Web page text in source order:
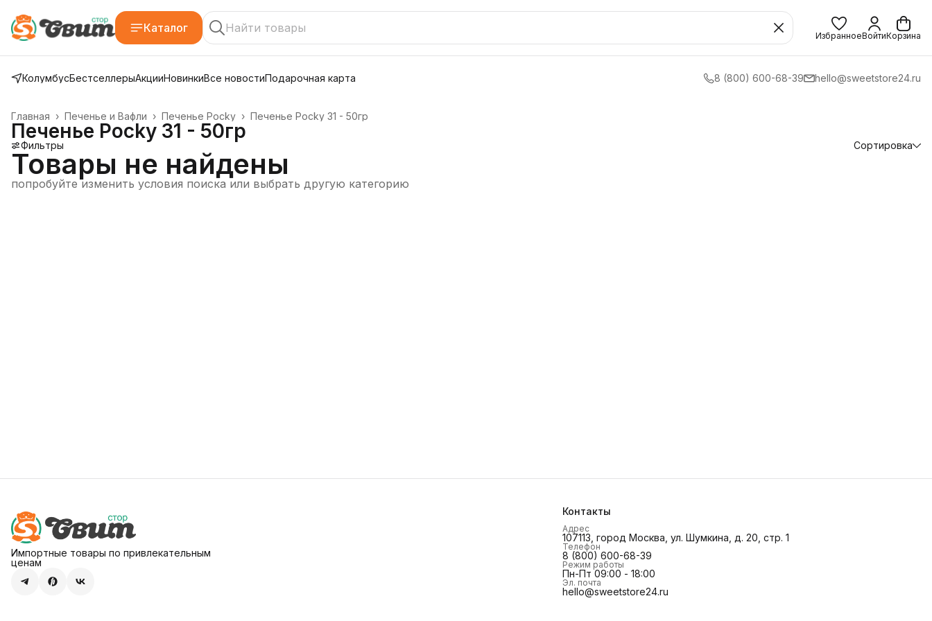
Каталог
ИзбранноеВойтиКорзина
КолумбусБестселлерыАкцииНовинкиВсе новостиПодарочная карта 8 (800) 600-68-39 hello@sweetstore24.ru
Печенье Pocky 31 - 50гр
Печенье Pocky ›
Печенье и Вафли ›
Главная ›
Печенье Pocky 31 - 50гр
Фильтры Сортировка
Товары не найдены
попробуйте изменить условия поиска или выбрать другую категорию
Импортные товары по привлекательным
ценам
Контакты
Адрес
107113, город Москва, ул. Шумкина, д. 20, стр. 1
Телефон
8 (800) 600-68-39
Режим работы
Пн-Пт 09:00 - 18:00
Эл. почта
hello@sweetstore24.ru